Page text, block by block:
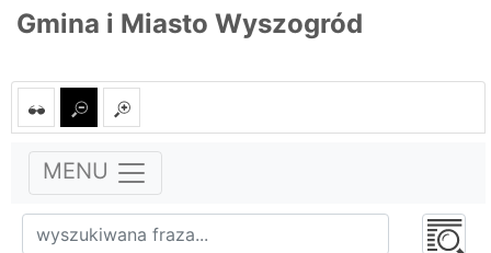
Gmina i Miasto Wyszogród
MENU